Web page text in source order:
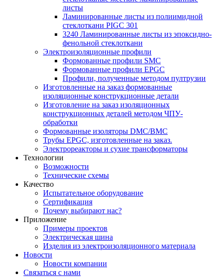
листы
Ламинированные листы из полиимидной
стеклоткани PIGC 301
3240 Ламинированные листы из эпоксидно-
фенольной стеклоткани
Электроизоляционные профили
Формованные профили SMC
Формованные профили EPGC
Профили, полученные методом пултрузии
Изготовленные на заказ формованные
изоляционные конструкционные детали
Изготовление на заказ изоляционных
конструкционных деталей методом ЧПУ-
обработки
Формованные изоляторы DMC/BMC
Трубы EPGC, изготовленные на заказ.
Электрореакторы и сухие трансформаторы
Технологии
Возможности
Технические схемы
Качество
Испытательное оборудование
Сертификация
Почему выбирают нас?
Приложение
Примеры проектов
Электрическая шина
Изделия из электроизоляционного материала
Новости
Новости компании
Связаться с нами